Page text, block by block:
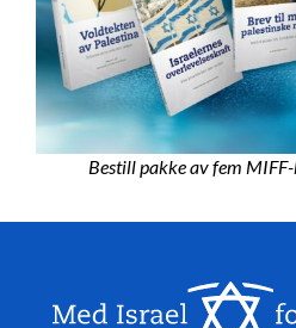
Bestill pakke av fem